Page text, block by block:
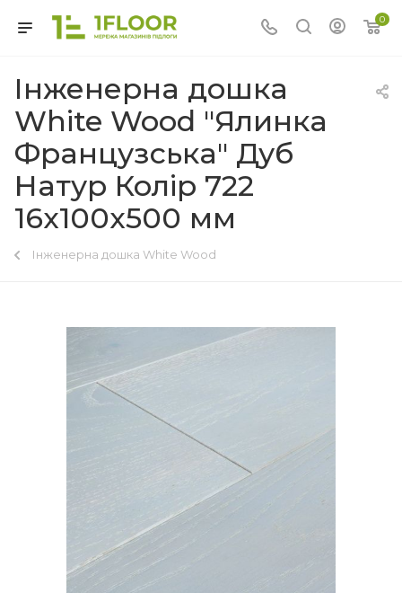
0
Інженерна дошка
White Wood "Ялинка
Французська" Дуб
Натур Колір 722
16x100x500 мм
Інженерна дошка White Wood